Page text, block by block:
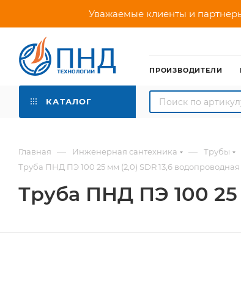
Уважаемые клиенты и
ПРОИЗВОДИТЕЛИ
КАТАЛОГ
Главная — Инженерная сантехника — Трубы
Труба ПНД ПЭ 100 25 мм (2,0) SDR 13,6 водопроводная
Труба ПНД ПЭ 100 25